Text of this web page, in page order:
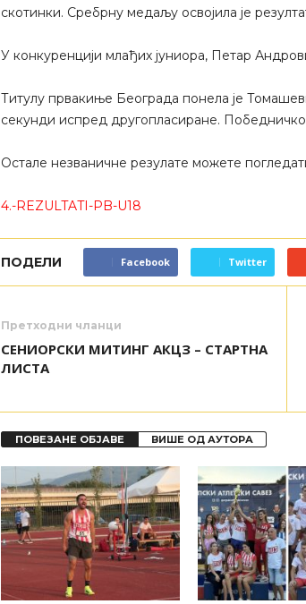
скотинки. Сребрну медаљу освојила је
У конкуренцији млађих јуниора, Петар
Титулу првакиње Београда понела је
секунди испред другопласиране. Победничко
Остале незваничне резулате можете
4.-REZULTATI-PB-U18
ПОДЕЛИ Facebook Twitter
Претходни чланци
СЕНИОРСКИ МИТИНГ АКЦЗ – СТАРТНА
ЛИСТА
ПОВЕЗАНЕ ОБЈАВЕ ВИШЕ ОД АУТОРА